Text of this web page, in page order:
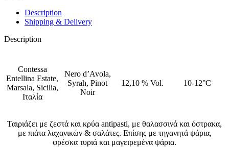
Description
Shipping & Delivery
Description
Contessa
Entellina Estate,
Marsala, Sicilia,
Ιταλία
Nero d’Avola,
Syrah, Pinot
Noir
12,10 % Vol. 10-12°C
Ταιριάζει με ζεστά και κρύα antipasti, με θαλασσινά και όστρακα,
με πιάτα λαχανικών & σαλάτες. Επίσης με τηγανητά ψάρια,
φρέσκα τυριά και μαγειρεμένα ψάρια.